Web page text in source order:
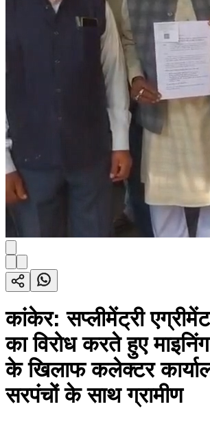
कांकेर: सप्लीमेंट्री
का विरोध करते हुए
के खिलाफ कलेक्टर
सरपंचों के साथ ग्रामीण